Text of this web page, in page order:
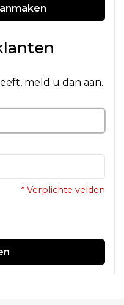
meld u dan aan.
* Verplichte velden